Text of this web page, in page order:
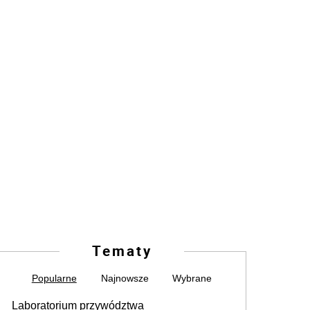
Tematy
Popularne Najnowsze Wybrane
Laboratorium przywództwa